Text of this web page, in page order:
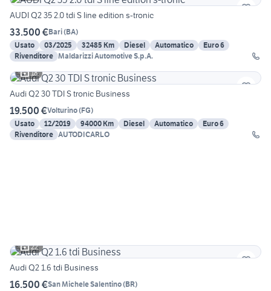
AUDI Q2 35 2.0 tdi S line edition s-tronic
33.500 €Bari(BA)
Usato
03/2025 32485 Km Diesel Automatico
Euro 6
Rivenditore Maldarizzi Automotive S.p.A.
18
Audi Q2 30 TDI S tronic Business
19.500 €Volturino(FG)
Usato
12/2019 94000 Km Diesel Automatico
Euro 6
Rivenditore AUTODICARLO
22
Audi Q2 1.6 tdi Business
16.500 €San Michele Salentino(BR)